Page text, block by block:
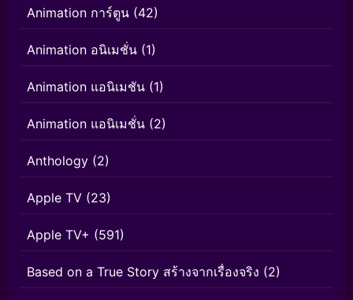
Animation การ์ตูน (42)
Animation อนิเมชั่น (1)
Animation แอนิเมชัน (1)
Animation แอนิเมชั่น (2)
Anthology (2)
Apple TV (23)
Apple TV+ (591)
Based on a True Story สร้างจากเรื่องจริง (2)